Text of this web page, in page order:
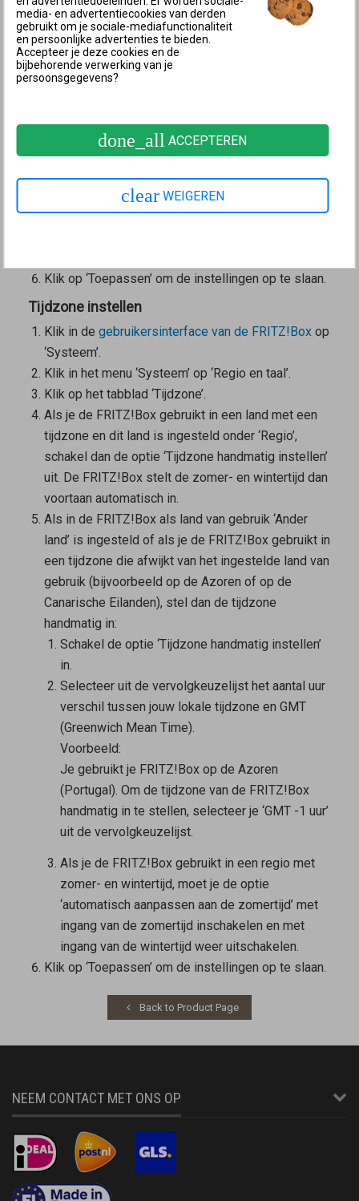
Klik in het menu ‘Systeem’ op ‘Regio en taal’.
Klik op het tabblad ‘Regio’.
Selecteer uit de vervolgkeuzelijst het land waarin
de FRITZ!Box wordt gebruikt. Als het land er niet
Belangrijk:Door wijziging van de de regionale
opties worden de telefonie-instellingen
kiesregels) teruggezet en moeten opnieuw worden
Klik op ‘Toepassen’ om de instellingen op te slaan.
Tijdzone instellen
Klik in de gebruikersinterface van de FRITZ!Boxop
‘Systeem’.
Klik in het menu ‘Systeem’ op ‘Regio en taal’.
Klik op het tabblad ‘Tijdzone’.
Als je de FRITZ!Box gebruikt in een land met een
tijdzone en dit land is ingesteld onder ‘Regio’,
schakel dan de optie ‘Tijdzone handmatig instellen’
uit. De FRITZ!Box stelt de zomer- en wintertijd dan
voortaan automatisch in.
Als in de FRITZ!Box als land van gebruik ‘Ander
land’ is ingesteld of als je de FRITZ!Box gebruikt in
een tijdzone die afwijkt van het ingestelde land van
gebruik (bijvoorbeeld op de Azoren of op de
Canarische Eilanden), stel dan de tijdzone
handmatig in:
Schakel de optie ‘Tijdzone handmatig instellen’
in.
Selecteer uit de vervolgkeuzelijst het aantal uur
verschil tussen jouw lokale tijdzone en GMT
(Greenwich Mean Time).
Voorbeeld:
Je gebruikt je FRITZ!Box op de Azoren
(Portugal). Om de tijdzone van de FRITZ!Box
handmatig in te stellen, selecteer je ‘GMT -1 uur’
uit de vervolgkeuzelijst.
Als je de FRITZ!Box gebruikt in een regio met
zomer- en wintertijd, moet je de optie
‘automatisch aanpassen aan de zomertijd’ met
ingang van de zomertijd inschakelen en met
ingang van de wintertijd weer uitschakelen.
Klik op ‘Toepassen’ om de instellingen op te slaan.
Back to Product Page
NEEM CONTACT MET ONS OP
media- en advertentiecookies van derden
gebruikt om je sociale-mediafunctionaliteit
en persoonlijke advertenties te bieden.
Accepteer je deze cookies en de
bijbehorende verwerking van je
persoonsgegevens?
done_all ACCEPTEREN
clear WEIGEREN